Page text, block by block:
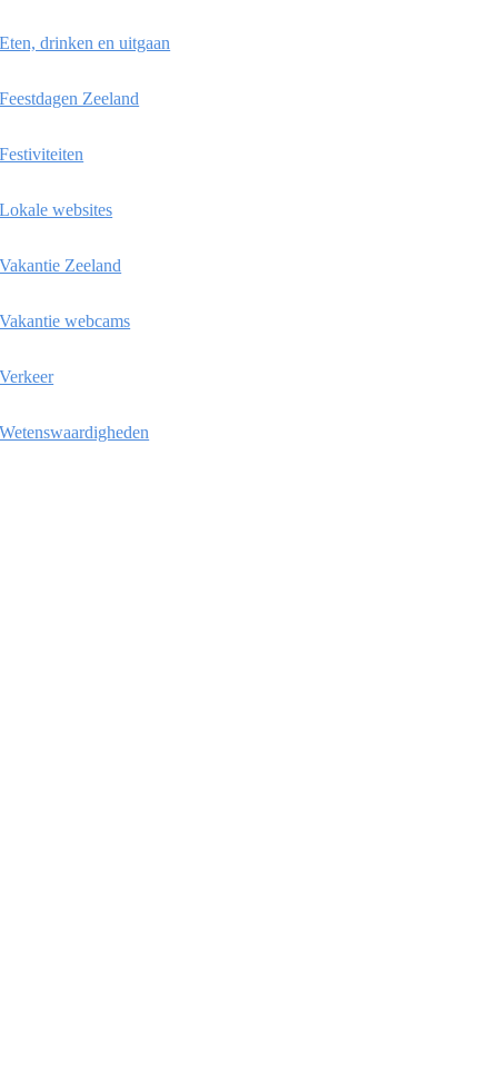
Eten, drinken en uitgaan
Feestdagen Zeeland
Festiviteiten
Lokale websites
Vakantie Zeeland
Vakantie webcams
Verkeer
Wetenswaardigheden